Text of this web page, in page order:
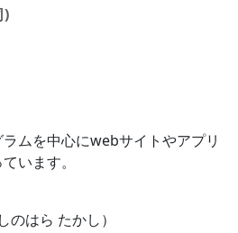
)
ムを中心にwebサイトやアプリ
います。
しのはら たかし）